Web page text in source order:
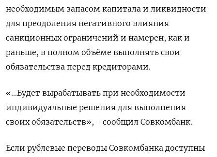
необходимым запасом капитала и ликвидности
для преодоления негативного влияния
санкционных ограничений и намерен, как и
раньше, в полном объёме выполнять свои
обязательства перед кредиторами.
«...Будет вырабатывать при необходимости
индивидуальные решения для выполнения
своих обязательств», - сообщил Совкомбанк.
Если рублевые переводы Совкомбанка доступны